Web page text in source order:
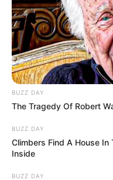
BUZZ DAY
The Tragedy Of Robert
BUZZ DAY
Climbers Find A House
Inside
BUZZ DAY